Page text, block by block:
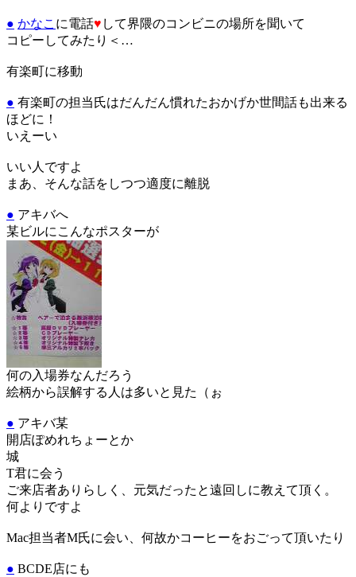
● かなこ に電話♥ して界隈のコンビニの場所を聞いて
コピーしてみたり＜…
有楽町に移動
● 有楽町の担当氏はだんだん慣れたおかげか世間話も出来る
ほどに！
いえーい
いい人ですよ
まあ、そんな話をしつつ適度に離脱
● アキバへ
某ビルにこんなポスターが
何の入場券なんだろう
絵柄から誤解する人は多いと見た（ぉ
● アキバ某
開店ぽめれちょーとか
城
T君に会う
ご来店者ありらしく、元気だったと遠回しに教えて頂く。
何よりですよ
Mac担当者M氏に会い、何故かコーヒーをおごって頂いたり
● BCDE店にも